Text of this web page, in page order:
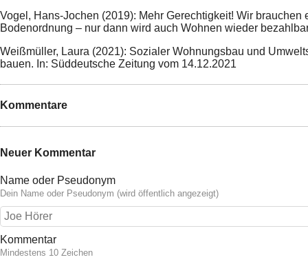
Vogel, Hans-Jochen (2019): Mehr Gerechtigkeit! Wir brauchen
Bodenordnung – nur dann wird auch Wohnen wieder
Weißmüller, Laura (2021): Sozialer Wohnungsbau und
bauen. In: Süddeutsche Zeitung vom 14.12.2021
Kommentare
Neuer Kommentar
Name oder Pseudonym
Dein Name oder Pseudonym (wird öffentlich angezeigt)
Kommentar
Mindestens 10 Zeichen